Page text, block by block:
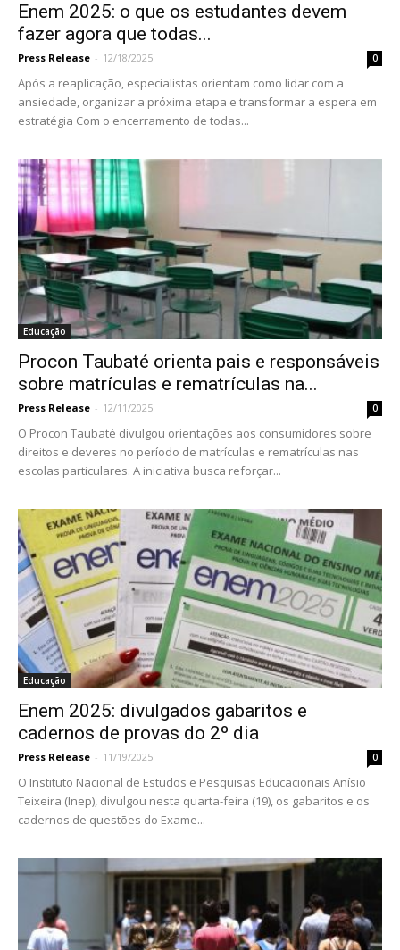
Enem 2025: o que os estudantes devem
fazer agora que todas...
Press Release - 12/18/2025 0
Após a reaplicação, especialistas orientam como lidar com a
ansiedade, organizar a próxima etapa e transformar a espera em
estratégia Com o encerramento de todas...
Educação
Procon Taubaté orienta pais e responsáveis
sobre matrículas e rematrículas na...
Press Release - 12/11/2025 0
O Procon Taubaté divulgou orientações aos consumidores sobre
direitos e deveres no período de matrículas e rematrículas nas
escolas particulares. A iniciativa busca reforçar...
Educação
Enem 2025: divulgados gabaritos e
cadernos de provas do 2º dia
Press Release - 11/19/2025 0
O Instituto Nacional de Estudos e Pesquisas Educacionais Anísio
Teixeira (Inep), divulgou nesta quarta-feira (19), os gabaritos e os
cadernos de questões do Exame...